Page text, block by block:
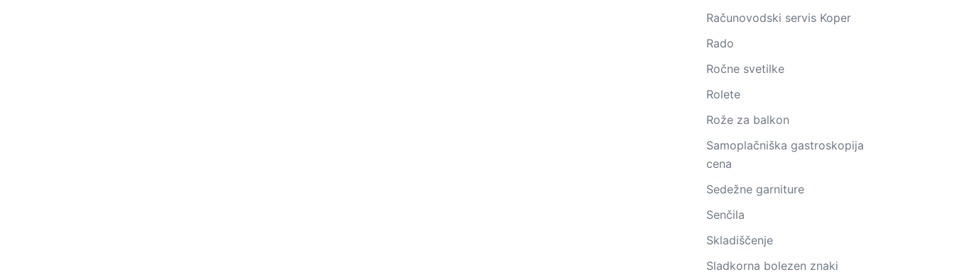
Računovodski servis Koper
Rado
Ročne svetilke
Rolete
Rože za balkon
Samoplačniška gastroskopija
cena
Sedežne garniture
Senčila
Skladiščenje
Sladkorna bolezen znaki